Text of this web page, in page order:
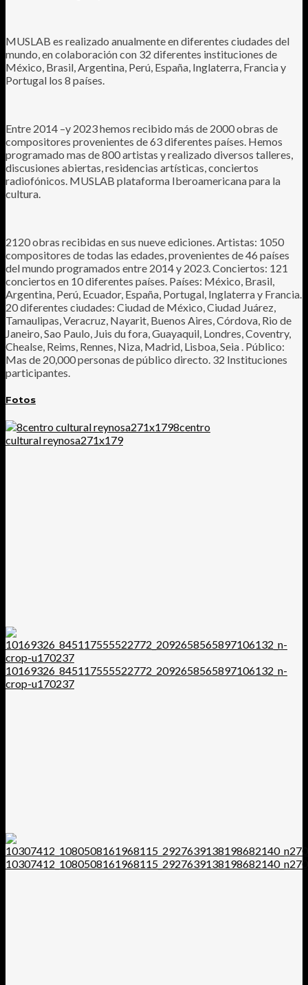
MUSLAB es realizado anualmente en diferentes ciudades del
mundo, en colaboración con 32 diferentes instituciones de
México, Brasil, Argentina, Perú, España, Inglaterra, Francia y
Portugal los 8 países.
Entre 2014 –y 2023 hemos recibido más de 2000 obras de
compositores provenientes de 63 diferentes países. Hemos
programado mas de 800 artistas y realizado diversos talleres,
discusiones abiertas, residencias artísticas, conciertos
radiofónicos. MUSLAB plataforma Iberoamericana para la
cultura.
2120 obras recibidas en sus nueve ediciones. Artistas: 1050
compositores de todas las edades, provenientes de 46 países
del mundo programados entre 2014 y 2023. Conciertos: 121
conciertos en 10 diferentes países. Países: México, Brasil,
Argentina, Perú, Ecuador, España, Portugal, Inglaterra y Francia.
20 diferentes ciudades: Ciudad de México, Ciudad Juárez,
Tamaulipas, Veracruz, Nayarit, Buenos Aires, Córdova, Rio de
Janeiro, Sao Paulo, Juis du fora, Guayaquil, Londres, Coventry,
Chealse, Reims, Rennes, Niza, Madrid, Lisboa, Seia . Público:
Mas de 20,000 personas de público directo. 32 Instituciones
participantes.
Fotos
8centro
cultural reynosa271x179
10169326_845117555522772_2092658565897106132_n-
crop-u170237